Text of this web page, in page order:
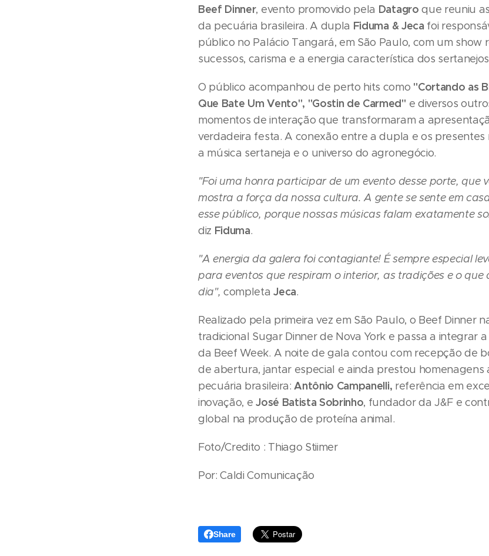
Beef Dinner, evento promovido pela Datagro que reuniu
da pecuária brasileira. A dupla Fiduma & Jecafoi
público no Palácio Tangará, em São Paulo, com um show
sucessos, carisma e a energia característica dos
O público acompanhou de perto hits como "Cortando as
Que Bate Um Vento", "Gostin de Carmed" e diversos
momentos de interação que transformaram a
verdadeira festa. A conexão entre a dupla e os
a música sertaneja e o universo do agronegócio.
"Foi uma honra participar de um evento desse porte, que
mostra a força da nossa cultura. A gente se sente em
esse público, porque nossas músicas falam exatamente
diz Fiduma.
"A energia da galera foi contagiante! É sempre especial
para eventos que respiram o interior, as tradições e o que
dia", completaJeca.
Realizado pela primeira vez em São Paulo, o Beef Dinner
tradicional Sugar Dinner de Nova York e passa a integrar
da Beef Week. A noite de gala contou com recepção de
de abertura, jantar especial e ainda prestou homenagens
pecuária brasileira:Antônio Campanelli, referência em
inovação, eJosé Batista Sobrinho, fundador da J&F e
global na produção de proteína animal.
Foto/Credito : Thiago Stiimer
Por: Caldi Comunicação
Share